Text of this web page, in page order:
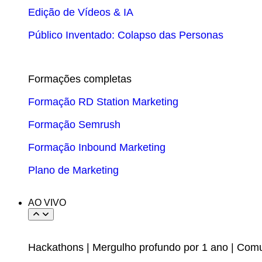
Edição de Vídeos & IA
Público Inventado: Colapso das Personas
Formações completas
Formação RD Station Marketing
Formação Semrush
Formação Inbound Marketing
Plano de Marketing
AO VIVO
Hackathons | Mergulho profundo por 1 ano |